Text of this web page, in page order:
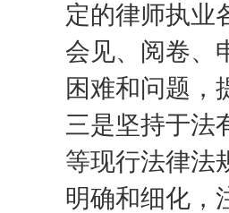
定的律师执业
会见、阅卷、
困难和问题，
三是坚持于法
等现行法律法
明确和细化，